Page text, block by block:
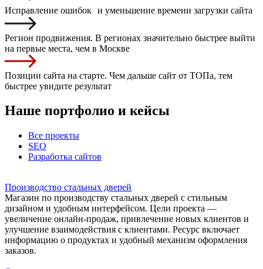
Исправление ошибок и уменьшение времени загрузки сайта
Регион продвижения. В регионах значительно быстрее выйти
на первые места, чем в Москве
Позиции сайта на старте. Чем дальше сайт от ТОПа, тем
быстрее увидите результат
Наше портфолио и кейсы
Все проекты
SEO
Разработка сайтов
Производство стальных дверей
Магазин по производству стальных дверей с стильным
дизайном и удобным интерфейсом. Цели проекта —
увеличение онлайн-продаж, привлечение новых клиентов и
улучшение взаимодействия с клиентами. Ресурс включает
информацию о продуктах и удобный механизм оформления
заказов.